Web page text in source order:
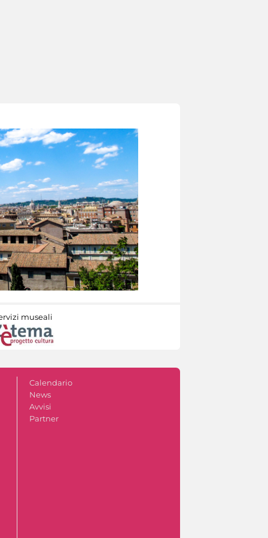
museali
Calendario
News
Avvisi
Partner